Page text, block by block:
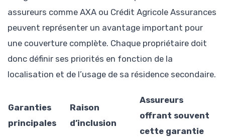
assureurs comme AXA ou Crédit Agricole Assurances
peuvent représenter un avantage important pour
une couverture complète. Chaque propriétaire doit
donc définir ses priorités en fonction de la
localisation et de l’usage de sa résidence secondaire.
Garanties
principales
Raison
d’inclusion
Assureurs
offrant souvent
cette garantie